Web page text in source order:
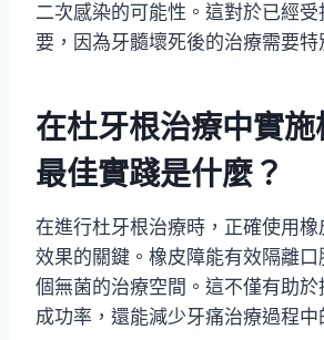
二次感染的可能性。這對於已經
要，因為牙髓壞死後的治療需要特
在杜牙根治療中實
最佳實踐是什麼？
在進行杜牙根治療時，正確使用
效果的關鍵。橡皮障能有效隔離
個無菌的治療空間。這不僅有助
成功率，還能減少牙痛治療過程中